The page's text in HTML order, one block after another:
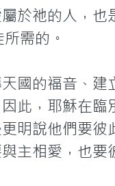
於祂的人，也
需的。
國的福音、建
此，耶穌在臨
明說他們要彼
主相愛，也要